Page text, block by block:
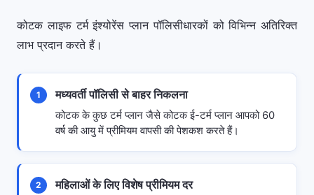
कोटक लाइफ टर्म इंश्योरेंस प्लान पॉलिसीधारकों को विभिन्न अतिरिक्त
लाभ प्रदान करते हैं।
1 मध्यवर्ती पॉलिसी से बाहर निकलना
कोटक के कुछ टर्म प्लान जैसे कोटक ई-टर्म प्लान आपको 60
वर्ष की आयु में प्रीमियम वापसी की पेशकश करते हैं।
2 महिलाओं के लिए विशेष प्रीमियम दर